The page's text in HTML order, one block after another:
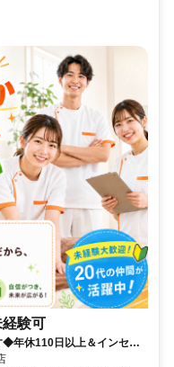
験可
年休110日以上＆インセン